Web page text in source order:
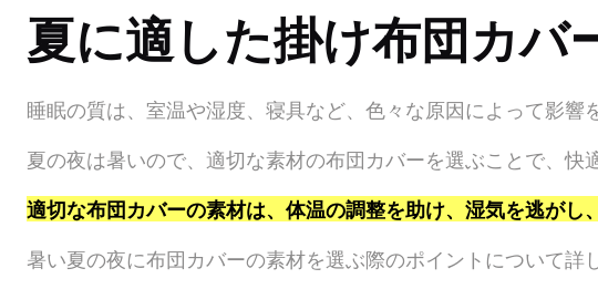
夏に適した掛け布団カバ
睡眠の質は、室温や湿度、寝具など、色々な原因によって影響
夏の夜は暑いので、適切な素材の布団カバーを選ぶことで、快
適切な布団カバーの素材は、体温の調整を助け、湿気を逃がし
暑い夏の夜に布団カバーの素材を選ぶ際のポイントについて詳